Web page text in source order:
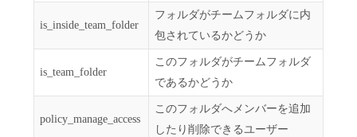
is_inside_team_folder
フォルダがチームフォルダに内
包されているかどうか
is_team_folder
このフォルダがチームフォルダ
であるかどうか
policy_manage_access
このフォルダへメンバーを追加
したり削除できるユーザー